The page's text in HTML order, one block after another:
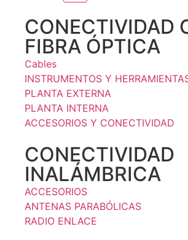
CONECTIVIDAD
FIBRA ÓPTICA
Cables
INSTRUMENTOS Y
PLANTA EXTERNA
PLANTA INTERNA
ACCESORIOS Y CONECTIVIDAD
CONECTIVIDAD
INALÁMBRICA
ACCESORIOS
ANTENAS PARABÓLICAS
RADIO ENLACE